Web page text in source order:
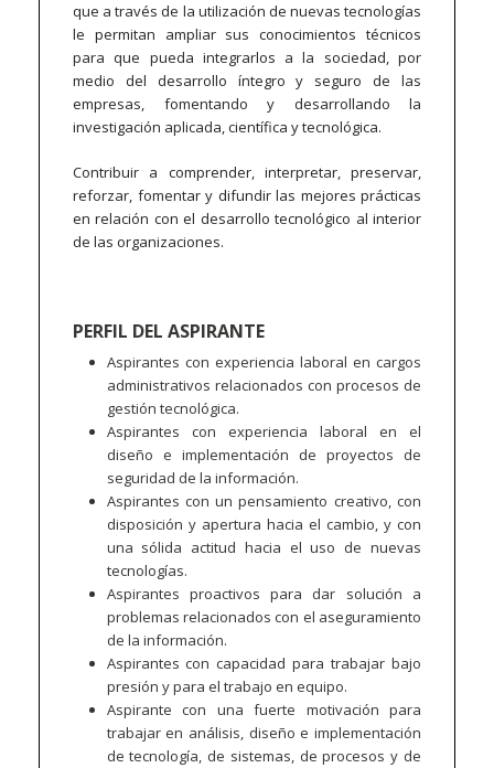
que a través de la utilización de nuevas tecnologías
le permitan ampliar sus conocimientos técnicos
para que pueda integrarlos a la sociedad, por
medio del desarrollo íntegro y seguro de las
empresas, fomentando y desarrollando la
investigación aplicada, científica y tecnológica.
Contribuir a comprender, interpretar, preservar,
reforzar, fomentar y difundir las mejores prácticas
en relación con el desarrollo tecnológico al interior
de las organizaciones.
PERFIL DEL ASPIRANTE
Aspirantes con experiencia laboral en cargos
administrativos relacionados con procesos de
gestión tecnológica.
Aspirantes con experiencia laboral en el
diseño e implementación de proyectos de
seguridad de la información.
Aspirantes con un pensamiento creativo, con
disposición y apertura hacia el cambio, y con
una sólida actitud hacia el uso de nuevas
tecnologías.
Aspirantes proactivos para dar solución a
problemas relacionados con el aseguramiento
de la información.
Aspirantes con capacidad para trabajar bajo
presión y para el trabajo en equipo.
Aspirante con una fuerte motivación para
trabajar en análisis, diseño e implementación
de tecnología, de sistemas, de procesos y de